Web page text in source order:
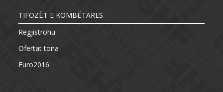
TIFOZËT E KOMBËTARES
Regjistrohu
Ofertat tona
Euro2016